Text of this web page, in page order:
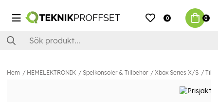
0 0
Hem HEMELEKTRONIK Spelkonsoler & Tillbehör Xbox Series X/S